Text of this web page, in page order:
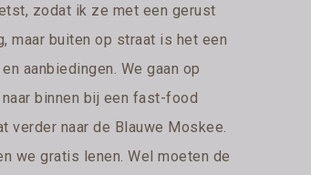
zodat ik ze met een gerust
maar buiten op straat is het een
aanbiedingen. We gaan op
binnen bij een fast-food
verder naar de Blauwe Moskee.
we gratis lenen. Wel moeten de